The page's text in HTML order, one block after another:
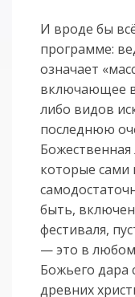
И вроде бы
программе:
означает
включающее в
либо видов
последнюю
Божественная
которые сами
быть,
фестиваля,
— это в
Божьего дара
древних